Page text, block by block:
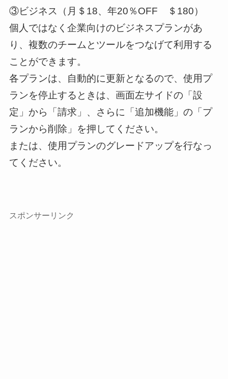
③ビジネス（月＄18、年20％OFF ＄180）
個人ではなく企業向けのビジネスプランがあ
り、複数のチームとツールをつなげて利用する
ことができます。
各プランは、自動的に更新となるので、使用プ
ランを停止するときは、画面左サイドの「設
定」から「請求」、さらに「追加機能」の「プ
ランから削除」を押してください。
または、使用プランのグレードアップを行なっ
てください。
スポンサーリンク